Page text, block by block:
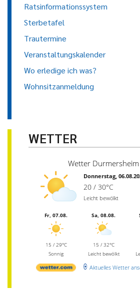
Ratsinformationssystem
Sterbetafel
Trautermine
Veranstaltungskalender
Wo erledige ich was?
Wohnsitzanmeldung
WETTER
Wetter Durmersheim
Donnerstag,
20 / 30°C
Leicht bewölkt
Fr, 07.08.
15 / 29°C
Sonnig
Sa, 08.08.
15 / 32°C
Leicht bewölkt
Aktuelles Wetter